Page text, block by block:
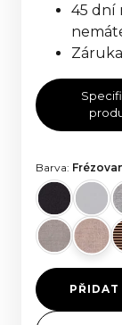
45 dní
Barva:
PŘIDAT